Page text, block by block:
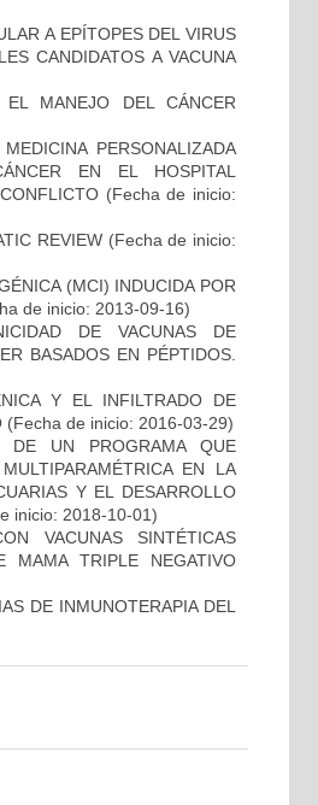
A EPÍTOPES DEL VIRUS
CANDIDATOS A VACUNA
EL MANEJO DEL CÁNCER
PERSONALIZADA
EN EL HOSPITAL
(Fecha de inicio:
REVIEW (Fecha de inicio:
(MCI) INDUCIDA POR
de inicio: 2013-09-16)
DE VACUNAS DE
BASADOS EN PÉPTIDOS.
Y EL INFILTRADO DE
(Fecha de inicio: 2016-03-29)
DE UN PROGRAMA QUE
EN LA
Y EL DESARROLLO
inicio: 2018-10-01)
VACUNAS SINTÉTICAS
MAMA TRIPLE NEGATIVO
DE INMUNOTERAPIA DEL